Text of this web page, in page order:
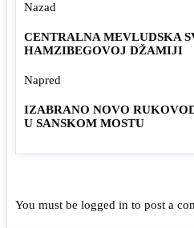
Nazad
CENTRALNA MEVLUDSKA
HAMZIBEGOVOJ DŽAMIJI
Napred
IZABRANO NOVO
U SANSKOM MOSTU
You must be logged in to post a